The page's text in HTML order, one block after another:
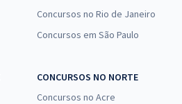
Concursos no Rio de Janeiro
Concursos em São Paulo
CONCURSOS NO NORTE
Concursos no Acre